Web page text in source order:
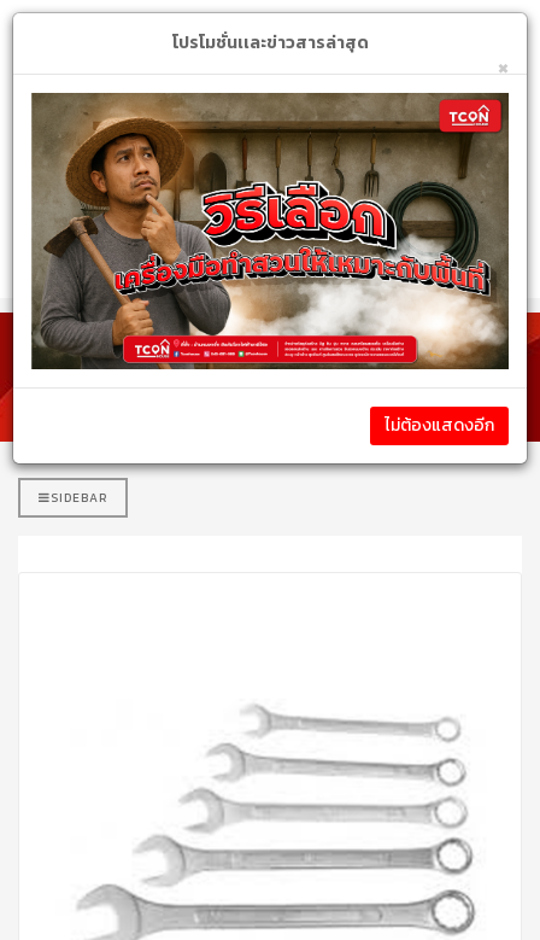
หมวดหมู่สินค้า
รายละเอียดสินค้า
SIDEBAR
โปรโมชั่นเเละข่าวสารล่าสุด
×
ไม่ต้องแสดงอีก